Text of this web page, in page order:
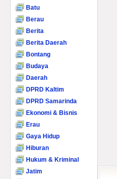
Batu
Berau
Berita
Berita Daerah
Bontang
Budaya
Daerah
DPRD Kaltim
DPRD Samarinda
Ekonomi & Bisnis
Erau
Gaya Hidup
Hiburan
Hukum & Kriminal
Jatim